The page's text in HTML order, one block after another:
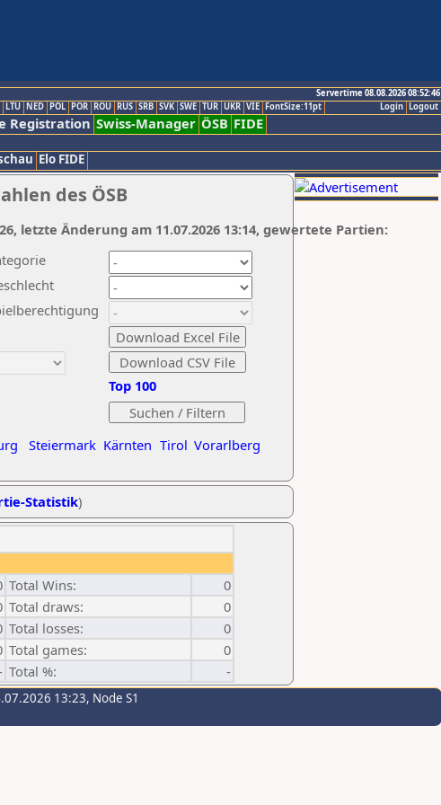
Servertime 08.08.2026 08:52:46
Logout
Login
LTU NED POL POR ROU RUS SRB SVK SWE TUR UKR VIE FontSize:11pt
Registration Swiss-Manager ÖSB FIDE
Elo FIDE
des ÖSB
Steiermark Kärnten Tirol Vorarlberg
Top 100
letzte Änderung am 11.07.2026 13:14, gewertete Partien:
Statistik)
Total Wins:
0
Total draws:
0
Total losses:
0
Total games:
0
Total %: -
13:23, Node S1